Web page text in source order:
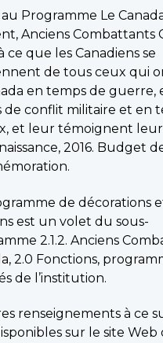
Programme Le
Anciens Combattants
ce que les Canadiens se
de tous ceux qui
en temps de guerre,
de conflit militaire et en
et leur témoignent leur
2016. Budget
de décorations
est un volet du sous-
2.1.2. Anciens
2.0 Fonctions,
de l’institution.
renseignements à ce
sur le site Web